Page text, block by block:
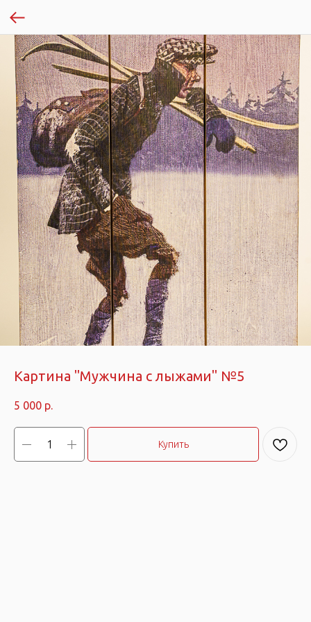
Картина "Мужчина с лыжами" №5
5 000 р.
Купить